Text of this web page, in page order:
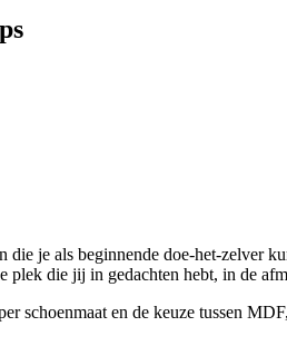
je als beginnende doe-het-zelver
die jij in gedachten hebt, in de
schoenmaat en de keuze tussen